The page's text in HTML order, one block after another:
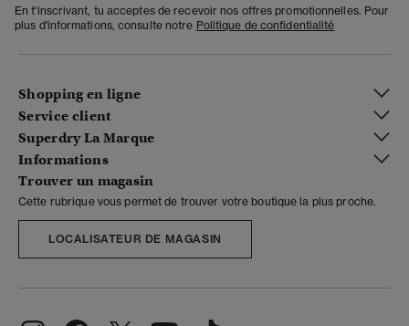
En t'inscrivant, tu acceptes de recevoir nos offres promotionnelles. Pour
plus d'informations, consulte notre Politique de confidentialité
Shopping en ligne
Service client
Superdry La Marque
Informations
Trouver un magasin
Cette rubrique vous permet de trouver votre boutique la plus proche.
LOCALISATEUR DE MAGASIN